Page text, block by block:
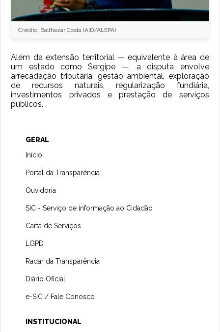
Crédito: Balthazar Costa (AID/ALEPA)
Além da extensão territorial — equivalente à área de
um estado como Sergipe —, a disputa envolve
arrecadação tributária, gestão ambiental, exploração
de recursos naturais, regularização fundiária,
investimentos privados e prestação de serviços
públicos.
GERAL
Início
Portal da Transparência
Ouvidoria
SIC - Serviço de informação ao Cidadão
Carta de Serviços
LGPD
Radar da Transparência
Diário Oficial
e-SIC / Fale Conosco
INSTITUCIONAL